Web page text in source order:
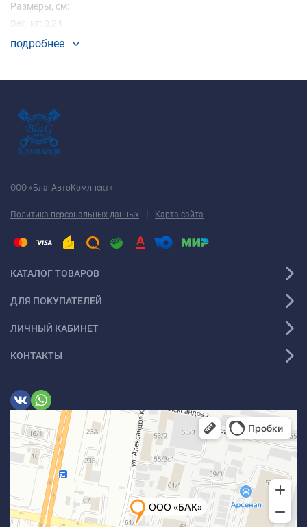
Размеры, см:
Вес, кг: 0,24
подробнее
ООО «БлагАвтоКомлпект»
Политика персональных данных | Карта сайта
КАТАЛОГ ТОВАРОВ
ДЛЯ ПОКУПАТЕЛЕЙ
ЛИЧНЫЙ КАБИНЕТ
КОНТАКТЫ